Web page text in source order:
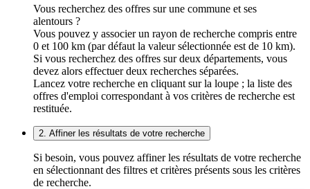
Vous recherchez des offres sur une commune et ses
alentours ?
Vous pouvez y associer un rayon de recherche compris entre
0 et 100 km (par défaut la valeur sélectionnée est de 10 km).
Si vous recherchez des offres sur deux départements, vous
devez alors effectuer deux recherches séparées.
Lancez votre recherche en cliquant sur la loupe ; la liste des
offres d'emploi correspondant à vos critères de recherche est
restituée.
2. Affiner les résultats de votre recherche
Si besoin, vous pouvez affiner les résultats de votre recherche
en sélectionnant des filtres et critères présents sous les critères
de recherche.